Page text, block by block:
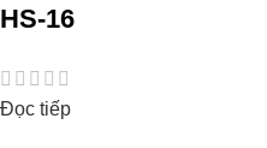
HS-16
Đọc tiếp